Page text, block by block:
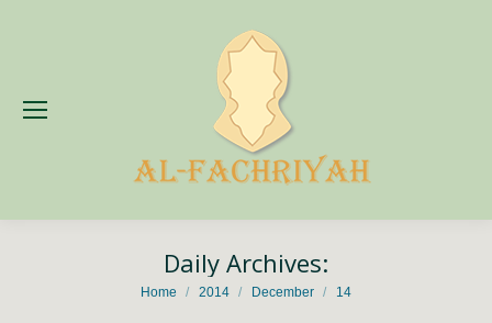
Daily Archives:
You are here:
Home 2014 December 14